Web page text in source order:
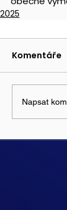
2025
Komentáře
Napsat